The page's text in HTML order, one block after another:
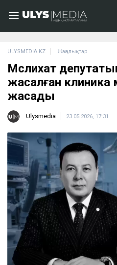
ULYSMEDIA.KZ Жаңалықтар
Мәслихат
жасалған клиника
жасады
Ulysmedia 23.05.2026, 17:31